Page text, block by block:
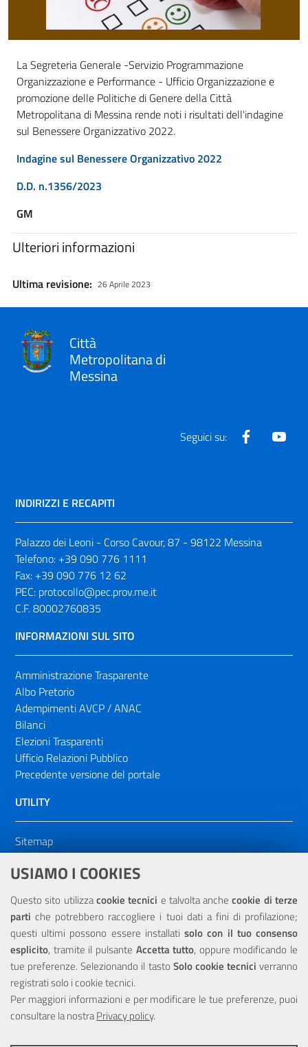
USIAMO I COOKIES
Questo sito utilizzacookie tecnici e talvolta anchecookie di terze
parti che potrebbero raccogliere i tuoi dati a fini di profilazione;
questi ultimi possono essere installatisolo con il tuo consenso
esplicito, tramite il pulsante Accetta tutto, oppure modificando le
tue preferenze. Selezionando il tasto Solo cookie tecnici verranno
registrati solo i cookie tecnici.
Per maggiori informazioni e per modificare le tue preferenze, puoi
consultare la nostraPrivacy policy.
La Segreteria Generale -Servizio Programmazione
Organizzazione e Performance - Ufficio Organizzazione e
promozione delle Politiche di Genere della Città
Metropolitana di Messina rende noti i risultati dell'indagine
sul Benessere Organizzativo 2022.
Indagine sul Benessere Organizzativo 2022
D.D. n.1356/2023
GM
Ulteriori informazioni
Ultima revisione: 26 Aprile 2023
Città
Metropolitana di
Messina
Seguici su: Facebook
INDIRIZZI E RECAPITI
Palazzo dei Leoni - Corso Cavour, 87 - 98122 Messina
Telefono: +39 090 776 1111
Fax: +39 090 776 12 62
PEC: protocollo@pec.prov.me.it
C.F. 80002760835
INFORMAZIONI SUL SITO
Amministrazione Trasparente
Albo Pretorio
Adempimenti AVCP / ANAC
Bilanci
Elezioni Trasparenti
Ufficio Relazioni Pubblico
Precedente versione del portale
UTILITY
Sitemap
Dichiarazione di accessibilità
Privacy
Portale realizzato con la partecipazione finanziaria dell'Unione
Europea tramite i fondi del POR Sicilia 2000/2006 Misura 6.05 -